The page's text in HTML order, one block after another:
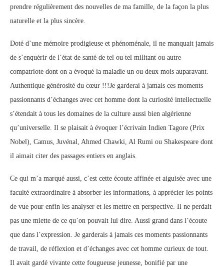
prendre régulièrement des nouvelles de ma famille, de la façon la plus
naturelle et la plus sincère.
Doté d’une mémoire prodigieuse et phénoménale, il ne manquait jamais
de s’enquérir de l’état de santé de tel ou tel militant ou autre
compatriote dont on a évoqué la maladie un ou deux mois auparavant.
Authentique générosité du cœur !!!Je garderai à jamais ces moments
passionnants d’échanges avec cet homme dont la curiosité intellectuelle
s’étendait à tous les domaines de la culture aussi bien algérienne
qu’universelle. Il se plaisait à évoquer l’écrivain Indien Tagore (Prix
Nobel), Camus, Juvénal, Ahmed Chawki, Al Rumi ou Shakespeare dont
il aimait citer des passages entiers en anglais.
Ce qui m’a marqué aussi, c’est cette écoute affinée et aiguisée avec une
faculté extraordinaire à absorber les informations, à apprécier les points
de vue pour enfin les analyser et les mettre en perspective. Il ne perdait
pas une miette de ce qu’on pouvait lui dire. Aussi grand dans l’écoute
que dans l’expression. Je garderais à jamais ces moments passionnants
de travail, de réflexion et d’échanges avec cet homme curieux de tout.
Il avait gardé vivante cette fougueuse jeunesse, bonifié par une